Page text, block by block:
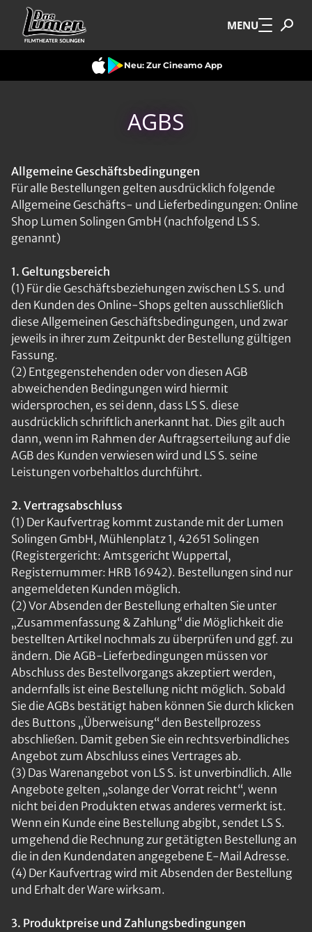
Zum Hauptinhalt springen MENU
Neu: Zur Cineamo App
AGBS
Allgemeine Geschäftsbedingungen
Für alle Bestellungen gelten ausdrücklich folgende
Allgemeine Geschäfts- und Lieferbedingungen: Online
Shop Lumen Solingen GmbH (nachfolgend LS S.
genannt)
1. Geltungsbereich
(1) Für die Geschäftsbeziehungen zwischen LS S. und
den Kunden des Online-Shops gelten ausschließlich
diese Allgemeinen Geschäftsbedingungen, und zwar
jeweils in ihrer zum Zeitpunkt der Bestellung gültigen
Fassung.
(2) Entgegenstehenden oder von diesen AGB
abweichenden Bedingungen wird hiermit
widersprochen, es sei denn, dass LS S. diese
ausdrücklich schriftlich anerkannt hat. Dies gilt auch
dann, wenn im Rahmen der Auftragserteilung auf die
AGB des Kunden verwiesen wird und LS S. seine
Leistungen vorbehaltlos durchführt.
2. Vertragsabschluss
(1) Der Kaufvertrag kommt zustande mit der Lumen
Solingen GmbH, Mühlenplatz 1, 42651 Solingen
(Registergericht: Amtsgericht Wuppertal,
Registernummer: HRB 16942). Bestellungen sind nur
angemeldeten Kunden möglich.
(2) Vor Absenden der Bestellung erhalten Sie unter
„Zusammenfassung & Zahlung“ die Möglichkeit die
bestellten Artikel nochmals zu überprüfen und ggf. zu
ändern. Die AGB-Lieferbedingungen müssen vor
Abschluss des Bestellvorgangs akzeptiert werden,
andernfalls ist eine Bestellung nicht möglich. Sobald
Sie die AGBs bestätigt haben können Sie durch klicken
des Buttons „Überweisung“ den Bestellprozess
abschließen. Damit geben Sie ein rechtsverbindliches
Angebot zum Abschluss eines Vertrages ab.
(3) Das Warenangebot von LS S. ist unverbindlich. Alle
Angebote gelten „solange der Vorrat reicht“, wenn
nicht bei den Produkten etwas anderes vermerkt ist.
Wenn ein Kunde eine Bestellung abgibt, sendet LS S.
umgehend die Rechnung zur getätigten Bestellung an
die in den Kundendaten angegebene E-Mail Adresse.
(4) Der Kaufvertrag wird mit Absenden der Bestellung
und Erhalt der Ware wirksam.
3. Produktpreise und Zahlungsbedingungen